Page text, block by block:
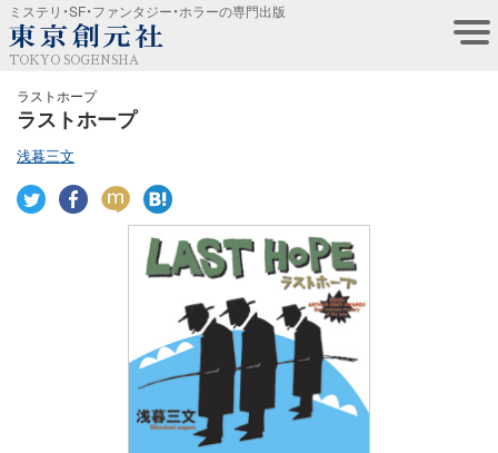
ミステリ・SF・ファンタジー・ホラーの専門出版
TOKYO SOGENSHA
ラストホープ
ラストホープ
浅暮三文